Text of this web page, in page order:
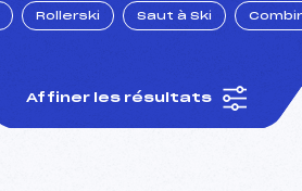
Rollerski Saut à Ski
Affiner les résultats